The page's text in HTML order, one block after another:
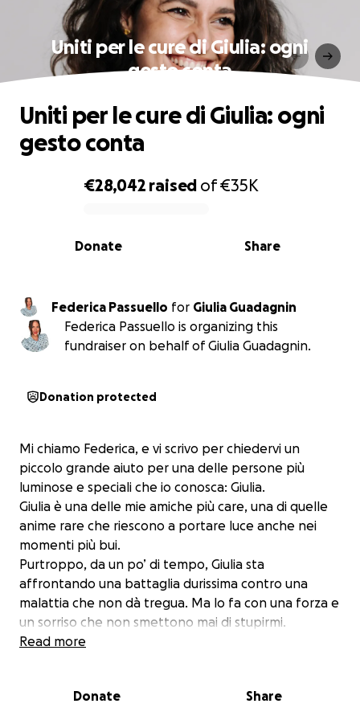
Uniti per le cure di Giulia: ogni
gesto conta
0% complete
€28,042 raised of€35K
Share
Donate
Uniti per le cure di Giulia: ogni
gesto conta
Federica Passuello for
Giulia Guadagnin
Federica Passuello is organizing this
fundraiser on behalf of Giulia Guadagnin.
Donation protected
Mi chiamo Federica, e vi scrivo per chiedervi un
piccolo grande aiuto per una delle persone più
luminose e speciali che io conosca: Giulia.
Giulia è una delle mie amiche più care, una di quelle
anime rare che riescono a portare luce anche nei
momenti più bui.
Purtroppo, da un po’ di tempo, Giulia sta
affrontando una battaglia durissima contro una
malattia che non dà tregua. Ma lo fa con una forza e
un sorriso che non smettono mai di stupirmi.
Per questo ho deciso di aprire questa raccolta fondi:
mediche e cure integrative.
Read more
Donate Share